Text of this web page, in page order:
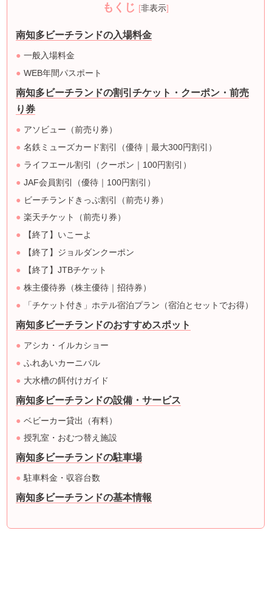
もくじ [非表示]
南知多ビーチランドの入場料金
一般入場料金
WEB年間パスポート
南知多ビーチランドの割引チケット・クーポン・前売
り券
アソビュー（前売り券）
名鉄ミューズカード割引（優待｜最大300円割引）
ライフエール割引（クーポン｜100円割引）
JAF会員割引（優待｜100円割引）
ビーチランドきっぷ割引（前売り券）
楽天チケット（前売り券）
【終了】いこーよ
【終了】ジョルダンクーポン
【終了】JTBチケット
株主優待券（株主優待｜招待券）
「チケット付き」ホテル宿泊プラン（宿泊とセットでお得）
南知多ビーチランドのおすすめスポット
アシカ・イルカショー
ふれあいカーニバル
大水槽の餌付けガイド
南知多ビーチランドの設備・サービス
ベビーカー貸出（有料）
授乳室・おむつ替え施設
南知多ビーチランドの駐車場
駐車料金・収容台数
南知多ビーチランドの基本情報